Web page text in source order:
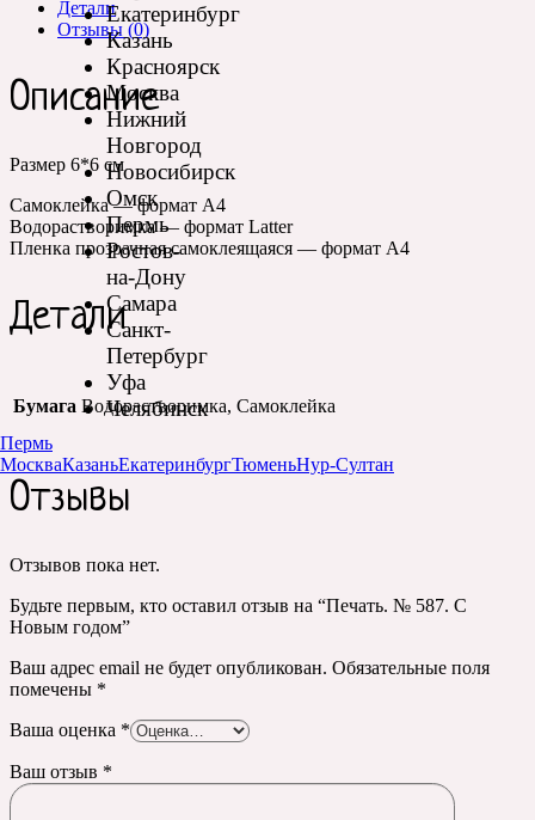
Екатеринбург
Казань
Красноярск
Москва
Нижний
Новгород
Новосибирск
Омск
Пермь
Ростов-
на-Дону
Самара
Санкт-
Петербург
Уфа
Челябинск
Пермь
МоскваКазаньЕкатеринбургТюменьНур-Султан
Детали
Отзывы (0)
Описание
Размер 6*6 см
Самоклейка — формат А4
Водорастворимка — формат Latter
Пленка прозрачная самоклеящаяся — формат А4
Детали
Бумага Водорастворимка, Самоклейка
Отзывы
Отзывов пока нет.
Будьте первым, кто оставил отзыв на “Печать. № 587. С
Новым годом”
Ваш адрес email не будет опубликован. Обязательные поля
помечены *
Ваша оценка *
Ваш отзыв *